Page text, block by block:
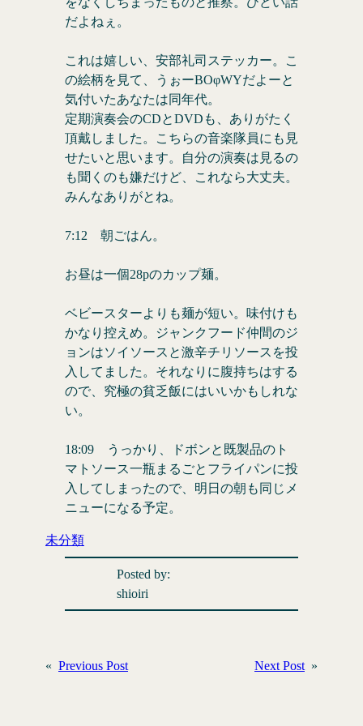
だよねぇ。
これは嬉しい、安部礼司ステッカー。こ
の絵柄を見て、うぉーBOφWYだよーと
気付いたあなたは同年代。
定期演奏会のCDとDVDも、ありがたく
頂戴しました。こちらの音楽隊員にも見
せたいと思います。自分の演奏は見るの
も聞くのも嫌だけど、これなら大丈夫。
みんなありがとね。
7:12 朝ごはん。
お昼は一個28pのカップ麺。
ベビースターよりも麺が短い。味付けも
かなり控えめ。ジャンクフード仲間のジ
ョンはソイソースと激辛チリソースを投
入してました。それなりに腹持ちはする
ので、究極の貧乏飯にはいいかもしれな
い。
18:09 うっかり、ドボンと既製品のト
マトソース一瓶まるごとフライパンに投
入してしまったので、明日の朝も同じメ
ニューになる予定。
未分類
Posted by:
shioiri
« Previous Post Next Post »